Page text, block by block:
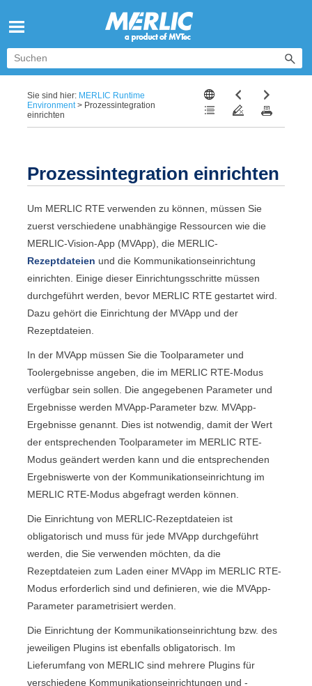
Sie sind hier: MERLIC Runtime
Environment> Prozessintegration
einrichten
Prozessintegration einrichten
Um MERLIC RTE verwenden zu können, müssen Sie
zuerst verschiedene unabhängige Ressourcen wie die
MERLIC-Vision-App (MVApp), die MERLIC-
Rezeptdateien und die Kommunikationseinrichtung
einrichten. Einige dieser Einrichtungsschritte müssen
durchgeführt werden, bevor MERLIC RTE gestartet wird.
Dazu gehört die Einrichtung der MVApp und der
Rezeptdateien.
In der MVApp müssen Sie die Toolparameter und
Toolergebnisse angeben, die im MERLIC RTE-Modus
verfügbar sein sollen. Die angegebenen Parameter und
Ergebnisse werden MVApp-Parameter bzw. MVApp-
Ergebnisse genannt. Dies ist notwendig, damit der Wert
der entsprechenden Toolparameter im MERLIC RTE-
Modus geändert werden kann und die entsprechenden
Ergebniswerte von der Kommunikationseinrichtung im
MERLIC RTE-Modus abgefragt werden können.
Die Einrichtung von MERLIC-Rezeptdateien ist
obligatorisch und muss für jede MVApp durchgeführt
werden, die Sie verwenden möchten, da die
Rezeptdateien zum Laden einer MVApp im MERLIC RTE-
Modus erforderlich sind und definieren, wie die MVApp-
Parameter parametrisiert werden.
Die Einrichtung der Kommunikationseinrichtung bzw. des
jeweiligen Plugins ist ebenfalls obligatorisch. Im
Lieferumfang von MERLIC sind mehrere Plugins für
verschiedene Kommunikationseinrichtungen und -